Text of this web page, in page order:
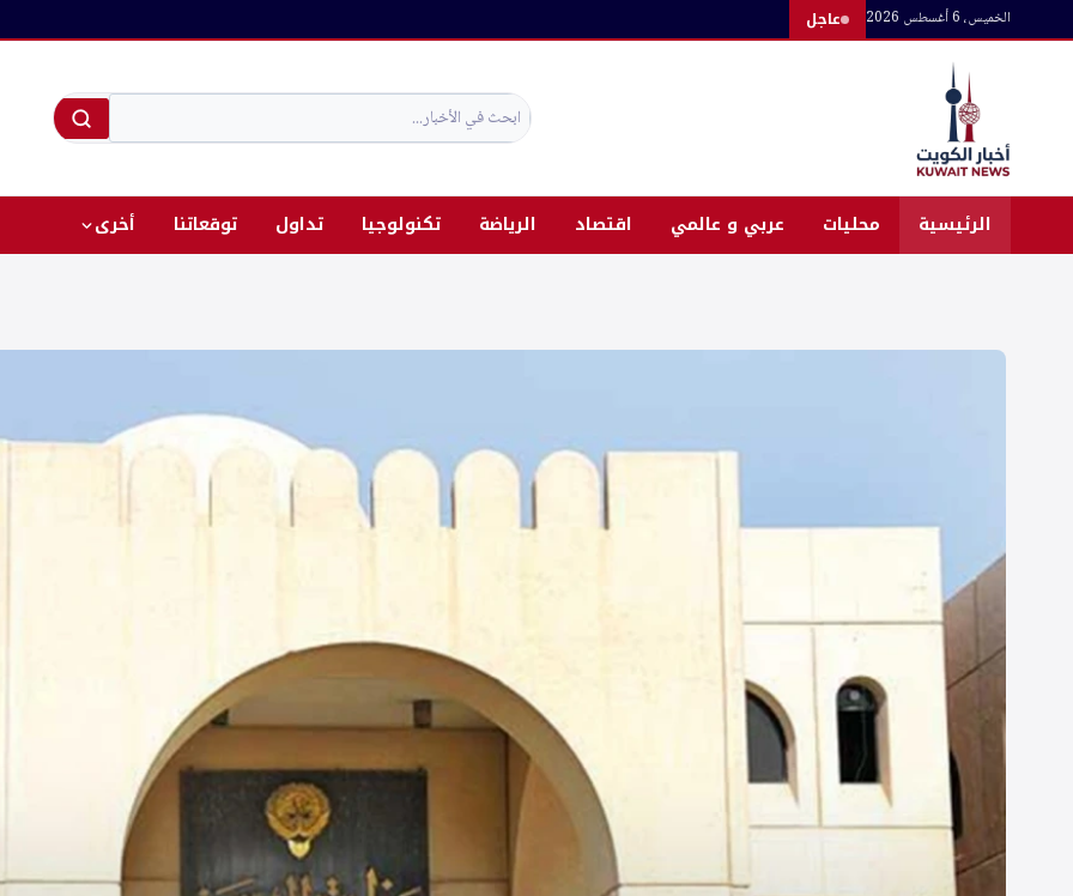
الخميس، 6 أغسطس 2026 عاجل
الرئيسية محليات عربي و عالمي اقتصاد الرياضة تكنولوجيا تداول توقعاتنا أخرى